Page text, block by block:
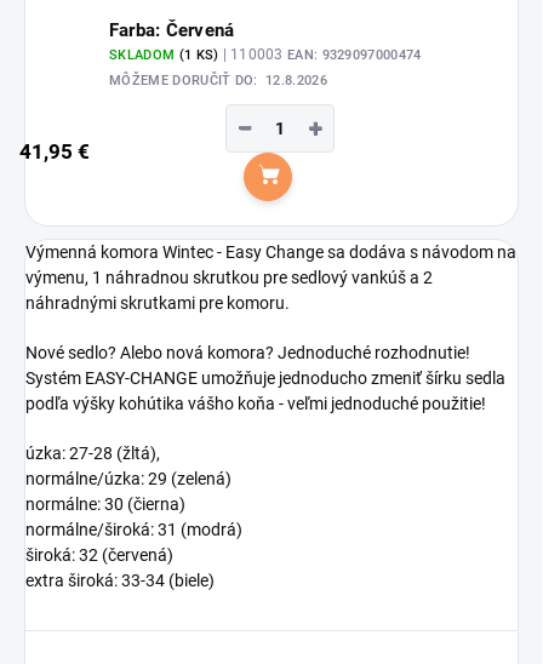
Farba: Červená
SKLADOM (1 KS) | 110003 EAN: 9329097000474
MÔŽEME DORUČIŤ DO:
12.8.2026
41,95 €
+
−
Do košíka
Výmenná komora Wintec - Easy Change sa dodáva s návodom na
výmenu, 1 náhradnou skrutkou pre sedlový vankúš a 2
náhradnými skrutkami pre komoru.
Nové sedlo? Alebo nová komora? Jednoduché rozhodnutie!
Systém EASY-CHANGE umožňuje jednoducho zmeniť šírku sedla
podľa výšky kohútika vášho koňa - veľmi jednoduché použitie!
úzka: 27-28 (žltá),
normálne/úzka: 29 (zelená)
normálne: 30 (čierna)
normálne/široká: 31 (modrá)
široká: 32 (červená)
extra široká: 33-34 (biele)